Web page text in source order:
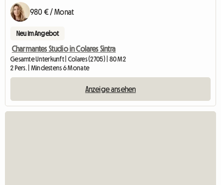
980 € / Monat
Neu im Angebot
Charmantes Studio in Colares Sintra
Gesamte Unterkunft | Colares (2705) | 80 M2
2 Pers. | Mindestens 6 Monate
Anzeige ansehen